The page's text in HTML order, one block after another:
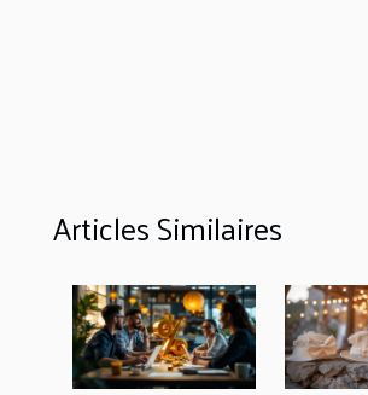
Articles Similaires